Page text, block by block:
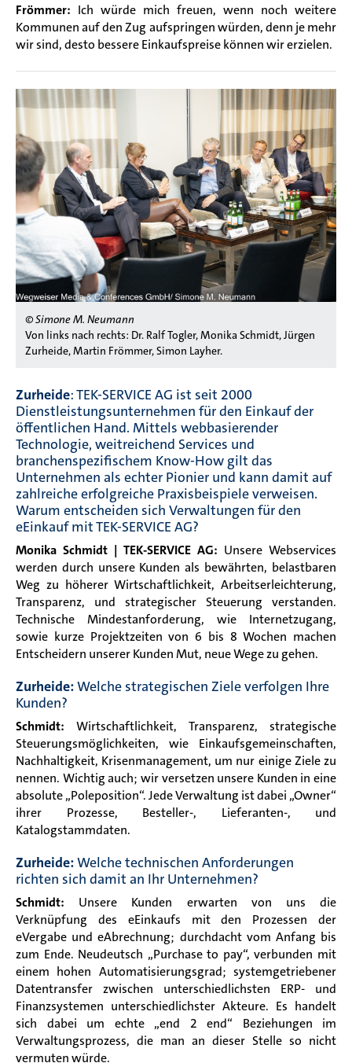
Frömmer: Ich würde mich freuen, wenn noch weitere
Kommunen auf den Zug aufspringen würden, denn je mehr
wir sind, desto bessere Einkaufspreise können wir erzielen.
© Simone M. Neumann
Von links nach rechts: Dr. Ralf Togler, Monika Schmidt, Jürgen
Zurheide, Martin Frömmer, Simon Layher.
Zurheide: TEK-SERVICE AG ist seit 2000
Dienstleistungsunternehmen für den Einkauf der
öffentlichen Hand. Mittels webbasierender
Technologie, weitreichend Services und
branchenspezifischem Know-How gilt das
Unternehmen als echter Pionier und kann damit auf
zahlreiche erfolgreiche Praxisbeispiele verweisen.
Warum entscheiden sich Verwaltungen für den
eEinkauf mit TEK-SERVICE AG?
Monika Schmidt | TEK-SERVICE AG: Unsere Webservices
werden durch unsere Kunden als bewährten, belastbaren
Weg zu höherer Wirtschaftlichkeit, Arbeitserleichterung,
Transparenz, und strategischer Steuerung verstanden.
Technische Mindestanforderung, wie Internetzugang,
sowie kurze Projektzeiten von 6 bis 8 Wochen machen
Entscheidern unserer Kunden Mut, neue Wege zu gehen.
Zurheide:Welche strategischen Ziele verfolgen Ihre
Kunden?
Schmidt: Wirtschaftlichkeit, Transparenz, strategische
Steuerungsmöglichkeiten, wie Einkaufsgemeinschaften,
Nachhaltigkeit, Krisenmanagement, um nur einige Ziele zu
nennen. Wichtig auch; wir versetzen unsere Kunden in eine
absolute „Poleposition“. Jede Verwaltung ist dabei „Owner“
ihrer Prozesse, Besteller-, Lieferanten-, und
Katalogstammdaten.
Zurheide:Welche technischen Anforderungen
richten sich damit an Ihr Unternehmen?
Schmidt: Unsere Kunden erwarten von uns die
Verknüpfung des eEinkaufs mit den Prozessen der
eVergabe und eAbrechnung; durchdacht vom Anfang bis
zum Ende. Neudeutsch „Purchase to pay“, verbunden mit
einem hohen Automatisierungsgrad; systemgetriebener
Datentransfer zwischen unterschiedlichsten ERP- und
Finanzsystemen unterschiedlichster Akteure. Es handelt
sich dabei um echte „end 2 end“ Beziehungen im
Verwaltungsprozess, die man an dieser Stelle so nicht
vermuten würde.